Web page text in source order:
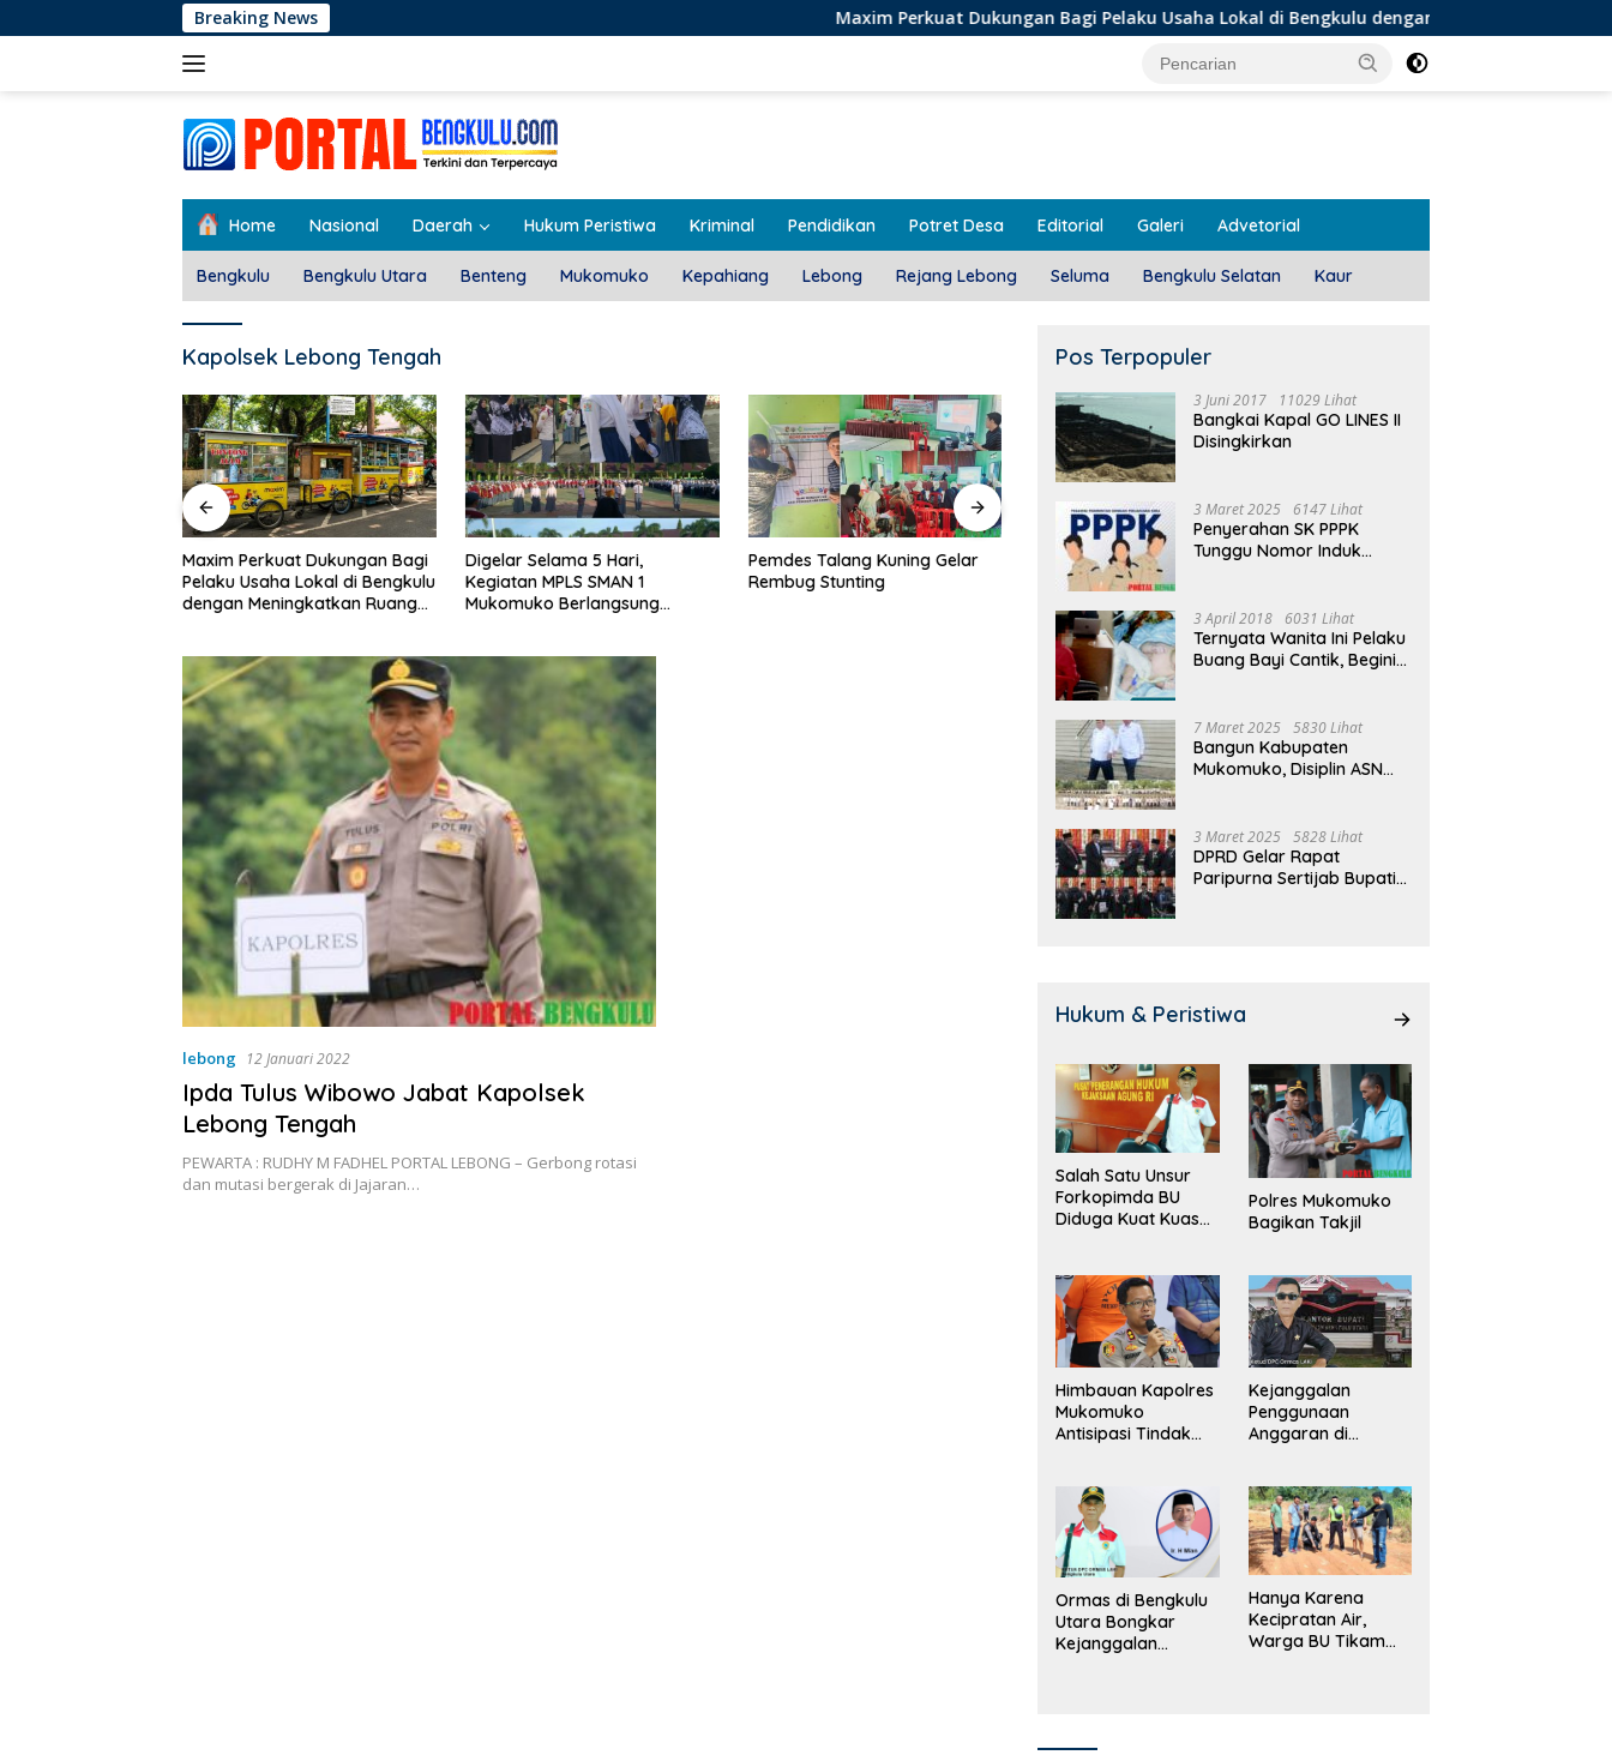
ke
Breaking News Maxim Perkuat Dukungan Bagi Pelaku Usaha Lokal di Bengkulu dengan Meningkatkan Ruang Publik dan
Home Nasional Daerah Hukum Peristiwa Kriminal Pendidikan Potret Desa Editorial Galeri Advetorial
Bengkulu Bengkulu Utara Benteng Mukomuko Kepahiang Lebong Rejang Lebong Seluma Bengkulu Selatan Kaur
Kapolsek Lebong Tengah
Digelar Selama 5 Hari,
Kegiatan MPLS SMAN 1
Mukomuko Berlangsung
Pemdes Talang Kuning Gelar
Rembug Stunting
Door To Door, 3 KPM Desa
Mekar Jaya Terima BLT-DD!
Class Meeting, Guru dan OSIS
SMAN I Mukomuko Saling
Pemdes Teras Terunjam
lebong 12 Januari 2022
Ipda Tulus Wibowo Jabat Kapolsek
Lebong Tengah
PEWARTA : RUDHY M FADHEL PORTAL LEBONG – Gerbong rotasi
dan mutasi bergerak di Jajaran…
Pos Terpopuler
3 Juni 2017 11029 Lihat
Bangkai Kapal GO LINES II
Disingkirkan
3 Maret 2025 6147 Lihat
Penyerahan SK PPPK
Tunggu Nomor Induk
3 April 2018 6031 Lihat
Ternyata Wanita Ini Pelaku
Buang Bayi Cantik, Begini
7 Maret 2025 5830 Lihat
Bangun Kabupaten
Mukomuko, Disiplin ASN
3 Maret 2025 5828 Lihat
DPRD Gelar Rapat
Paripurna Sertijab Bupati
Hukum & Peristiwa
Salah Satu Unsur
Forkopimda BU
Diduga Kuat Kuasai
Laki Lapor
Kejagung
Polres Mukomuko
Bagikan Takjil
Himbauan Kapolres
Mukomuko
Antisipasi Tindak
Orang
Kejanggalan
Penggunaan
Anggaran di
Bakal Dibongkar
Ormas di Bengkulu
Utara Bongkar
Kejanggalan
Hanya Karena
Kecipratan Air,
Warga BU Tikam